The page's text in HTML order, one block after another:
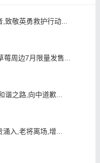
致敬英勇救护行动...
周边7月限量发售...
谐之路,向中道歉...
入,老将离场,增...